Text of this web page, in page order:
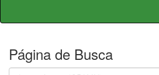
Página de Busca